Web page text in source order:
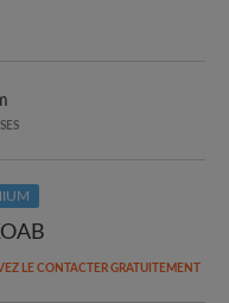
LE CONTACTER GRATUITEMENT